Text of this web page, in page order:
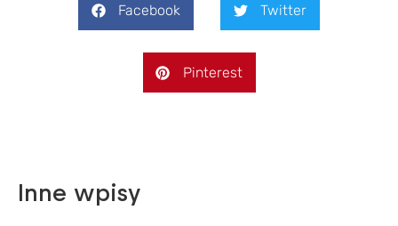
Facebook Twitter
Pinterest
Inne wpisy